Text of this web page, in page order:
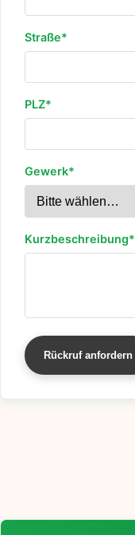
Straße*
PLZ*
Gewerk*
Kurzbeschreibung*
Rückruf anfordern